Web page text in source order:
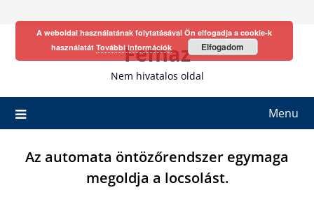
Fefhaz
Nem hivatalos oldal
Menu
Az automata öntözőrendszer egymaga
megoldja a locsolást.
A weboldal használatának folytatásával Ön elfogadja a cookie-k
használatát További információk Elfogadom